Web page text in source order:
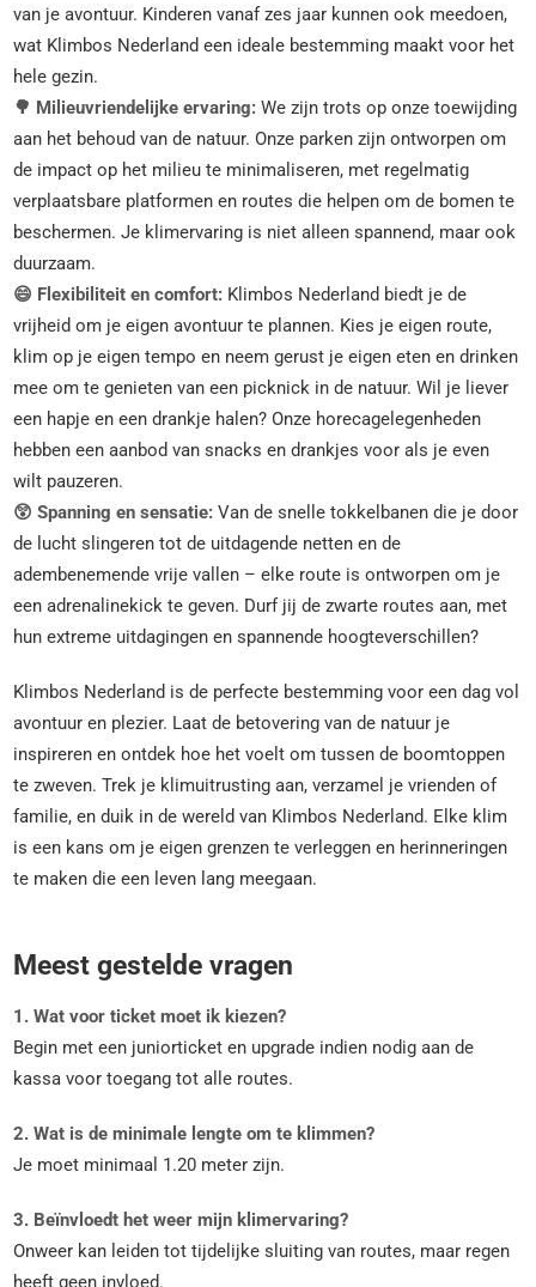
van je avontuur. Kinderen vanaf zes jaar kunnen ook meedoen,
wat Klimbos Nederland een ideale bestemming maakt voor het
hele gezin.
🌳 Milieuvriendelijke ervaring: We zijn trots op onze toewijding
aan het behoud van de natuur. Onze parken zijn ontworpen om
de impact op het milieu te minimaliseren, met regelmatig
verplaatsbare platformen en routes die helpen om de bomen te
beschermen. Je klimervaring is niet alleen spannend, maar ook
duurzaam.
😄 Flexibiliteit en comfort: Klimbos Nederland biedt je de
vrijheid om je eigen avontuur te plannen. Kies je eigen route,
klim op je eigen tempo en neem gerust je eigen eten en drinken
mee om te genieten van een picknick in de natuur. Wil je liever
een hapje en een drankje halen? Onze horecagelegenheden
hebben een aanbod van snacks en drankjes voor als je even
wilt pauzeren.
😲 Spanning en sensatie:Van de snelle tokkelbanen die je door
de lucht slingeren tot de uitdagende netten en de
adembenemende vrije vallen – elke route is ontworpen om je
een adrenalinekick te geven. Durf jij de zwarte routes aan, met
hun extreme uitdagingen en spannende hoogteverschillen?
Klimbos Nederland is de perfecte bestemming voor een dag vol
avontuur en plezier. Laat de betovering van de natuur je
inspireren en ontdek hoe het voelt om tussen de boomtoppen
te zweven. Trek je klimuitrusting aan, verzamel je vrienden of
familie, en duik in de wereld van Klimbos Nederland. Elke klim
is een kans om je eigen grenzen te verleggen en herinneringen
te maken die een leven lang meegaan.
Meest gestelde vragen
1. Wat voor ticket moet ik kiezen?
Begin met een juniorticket en upgrade indien nodig aan de
kassa voor toegang tot alle routes.
2. Wat is de minimale lengte om te klimmen?
Je moet minimaal 1.20 meter zijn.
3. Beïnvloedt het weer mijn klimervaring?
Onweer kan leiden tot tijdelijke sluiting van routes, maar regen
heeft geen invloed.